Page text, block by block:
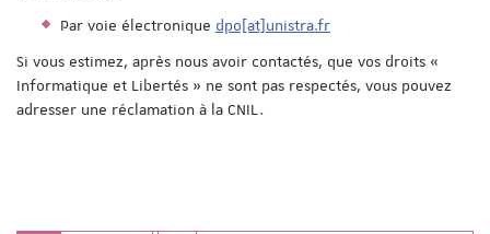
Par voie électronique dpo[at]unistra.fr
Si vous estimez, après nous avoir contactés, que vos droits «
Informatique et Libertés » ne sont pas respectés, vous pouvez
adresser une réclamation à la CNIL.